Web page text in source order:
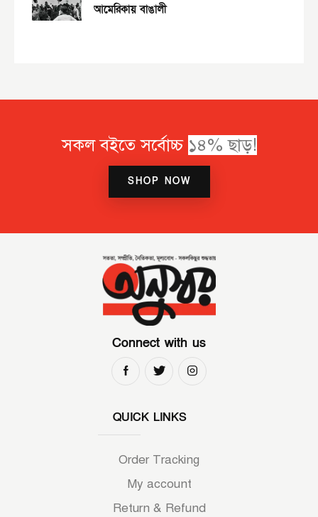
আমেরিকায় বাঙালী
সকল বইতে সর্বোচ্চ
SHOP NOW
Connect with us
QUICK LINKS
Order Tracking
My account
Return & Refund